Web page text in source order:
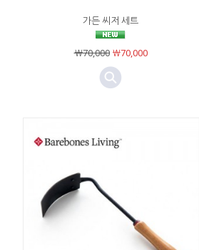
가든 씨저 세트
￦70,000￦70,000